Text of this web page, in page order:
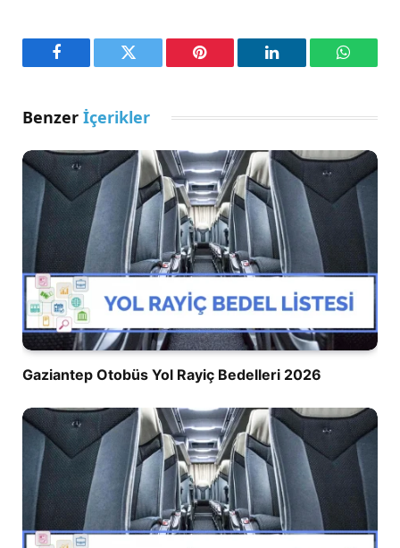
Facebook Twitter Pinterest LinkedIn
Benzer İçerikler
Gaziantep Otobüs Yol Rayiç Bedelleri 2026